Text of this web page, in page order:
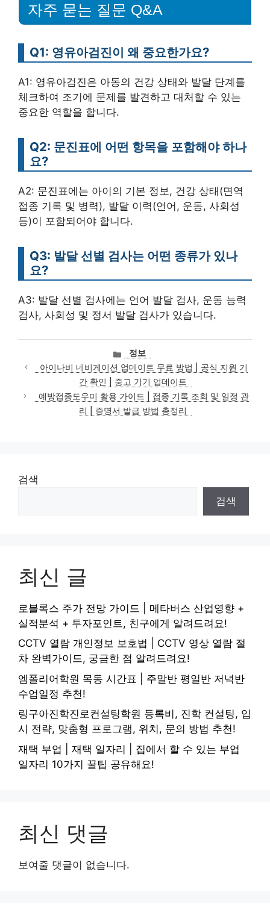
자주 묻는 질문 Q&A
Q1: 영유아검진이 왜 중요한가요?
A1: 영유아검진은 아동의 건강 상태와 발달 단계를
체크하여 조기에 문제를 발견하고 대처할 수 있는
중요한 역할을 합니다.
Q2: 문진표에 어떤 항목을 포함해야 하나
요?
A2: 문진표에는 아이의 기본 정보, 건강 상태(면역
접종 기록 및 병력), 발달 이력(언어, 운동, 사회성
등)이 포함되어야 합니다.
Q3: 발달 선별 검사는 어떤 종류가 있나
요?
A3: 발달 선별 검사에는 언어 발달 검사, 운동 능력
검사, 사회성 및 정서 발달 검사가 있습니다.
카
테
고
리
정보
아이나비 네비게이션 업데이트 무료 방법 | 공식 지원 기
간 확인 | 중고 기기 업데이트
예방접종도우미 활용 가이드 | 접종 기록 조회 및 일정 관
리 | 증명서 발급 방법 총정리
검색
검색
최신 글
로블록스 주가 전망 가이드 | 메타버스 산업영향 +
실적분석 + 투자포인트, 친구에게 알려드려요!
CCTV 열람 개인정보 보호법 | CCTV 영상 열람 절
차 완벽가이드, 궁금한 점 알려드려요!
엠폴리어학원 목동 시간표 | 주말반 평일반 저녁반
수업일정 추천!
링구아진학진로컨설팅학원 등록비, 진학 컨설팅, 입
시 전략, 맞춤형 프로그램, 위치, 문의 방법 추천!
재택 부업 | 재택 일자리 | 집에서 할 수 있는 부업
일자리 10가지 꿀팁 공유해요!
최신 댓글
보여줄 댓글이 없습니다.